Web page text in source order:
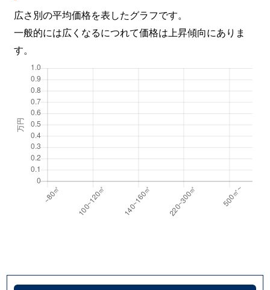
広さ別の平均価格を表したグラフです。
一般的には広くなるにつれて価格は上昇傾向にありま
す。